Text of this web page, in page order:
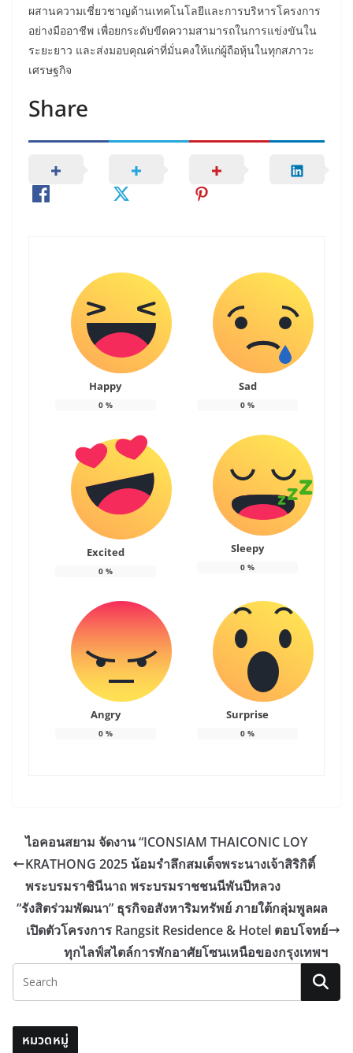
ผสานความเชี่ยวชาญด้านเทคโนโลยีและการบริหารโครงการ
อย่างมืออาชีพ เพื่อยกระดับขีดความสามารถในการแข่งขันใน
ระยะยาว และส่งมอบคุณค่าที่มั่นคงให้แก่ผู้ถือหุ้นในทุกสภาวะ
เศรษฐกิจ
Share
Happy
0%
Sad
0 %
Excited
0%
Sleepy
0 %
Angry
0%
Surprise
0 %
ไอคอนสยาม จัดงาน “ICONSIAM THAICONIC LOY
KRATHONG 2025 น้อมรำลึกสมเด็จพระนางเจ้าสิริกิติ์
พระบรมราชินีนาถ พระบรมราชชนนีพันปีหลวง
“รังสิตร่วมพัฒนา” ธุรกิจอสังหาริมทรัพย์ ภายใต้กลุ่มพูลผล
เปิดตัวโครงการ Rangsit Residence & Hotel ตอบโจทย์
ทุกไลฟ์สไตล์การพักอาศัยโซนเหนือของกรุงเทพฯ
หมวดหมู่